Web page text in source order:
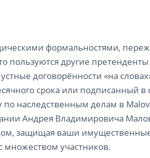
формальностями,
пользуются другие
договорённости «на
срока или подписанный в
по наследственным делам в
Андрея Владимировича
защищая ваши
множеством участников.